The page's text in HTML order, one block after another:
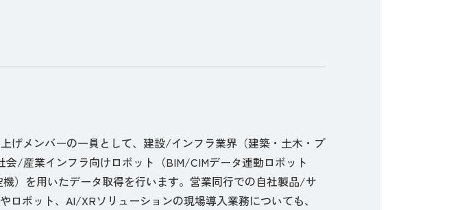
げメンバーの一員として、建設/インフラ業界（建築・土木・プ
/産業インフラ向けロボット（BIM/CIMデータ連動ロボット
）を用いたデータ取得を行います。営業同行での自社製品/サ
ロボット、AI/XRソリューションの現場導入業務についても、